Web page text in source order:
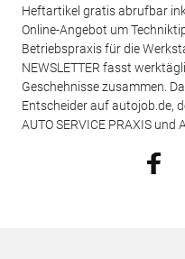
Heftartikel gratis abrufbar
Online-Angebot um
Betriebspraxis für die
NEWSLETTER fasst
Geschehnisse zusammen.
Entscheider auf autojob.de,
AUTO SERVICE PRAXIS und